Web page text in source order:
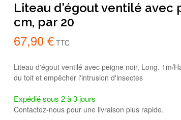
Liteau d'égout ventilé avec
cm, par 20
67,90 € TTC
Liteau d'égout ventilé avec peigne noir, Long. 1m/
du toit et empêcher l'intrusion d'insectes
Expédié sous 2 à 3 jours
Contactez-nous pour une livraison plus rapide.